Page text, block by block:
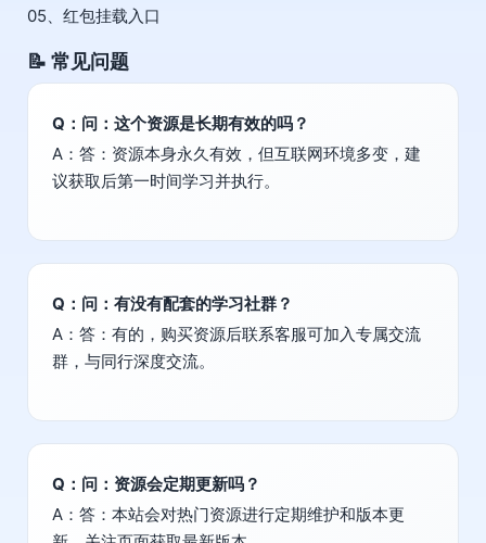
05、红包挂载入口
📝 常见问题
Q：问：这个资源是长期有效的吗？
A：答：资源本身永久有效，但互联网环境多变，建
议获取后第一时间学习并执行。
Q：问：有没有配套的学习社群？
A：答：有的，购买资源后联系客服可加入专属交流
群，与同行深度交流。
Q：问：资源会定期更新吗？
A：答：本站会对热门资源进行定期维护和版本更